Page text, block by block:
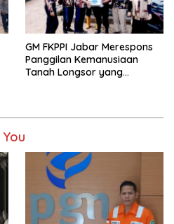
GM FKPPI Jabar Merespons
Panggilan Kemanusiaan
Tanah Longsor yang